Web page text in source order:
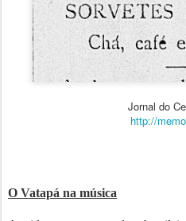
Jornal do
http://
O Vatapá na música